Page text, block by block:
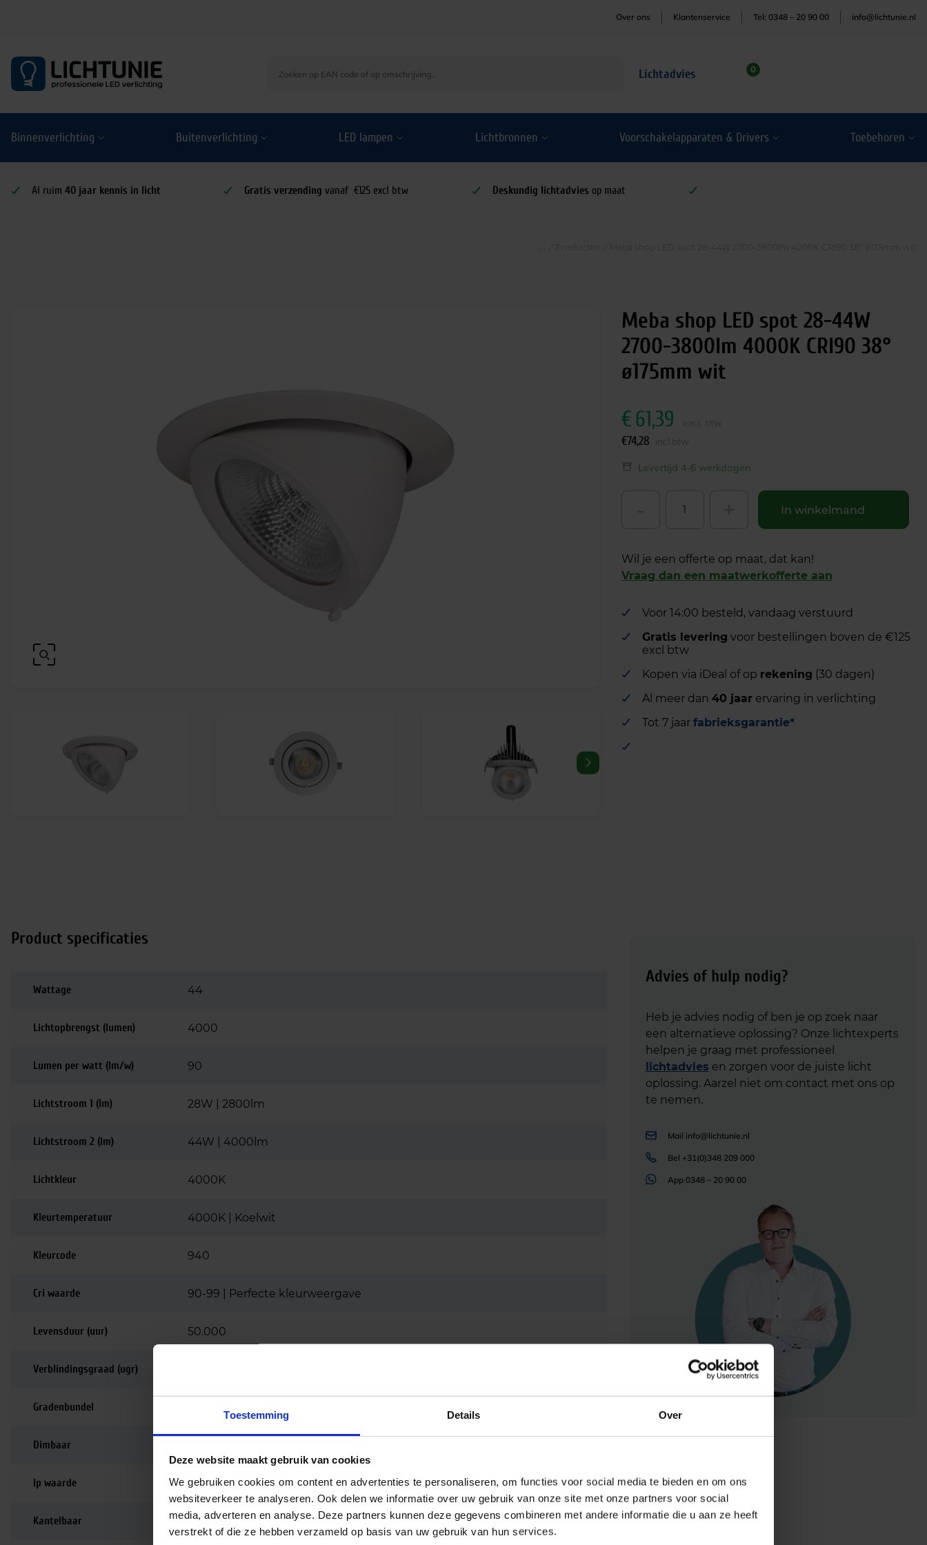
Toestemming Details Over
Deze website maakt gebruik van cookies
We gebruiken cookies om content en advertenties te personaliseren, om functies voor social media te bieden en om ons
websiteverkeer te analyseren. Ook delen we informatie over uw gebruik van onze site met onze partners voor social
media, adverteren en analyse. Deze partners kunnen deze gegevens combineren met andere informatie die u aan ze heeft
verstrekt of die ze hebben verzameld op basis van uw gebruik van hun services.
Over ons Klantenservice Tel: 0348 – 20 90 00 info@lichtunie.nl
Lichtadvies 0
Binnenverlichting Buitenverlichting LED lampen Lichtbronnen Voorschakelapparaten & Drivers Toebehoren
Al ruim 40 jaar kennis in licht Gratis verzending vanaf €125 excl btw Deskundig lichtadvies op maat
Meba shop LED spot 28-44W
2700-3800lm 4000K CRI90 38°
ø175mm wit
€61,39
€74,28
Levertijd 4-6 werkdagen
In winkelmand
Wil je een offerte op maat, dat kan!
Vraag dan een maatwerkofferte aan
Voor 14:00 besteld, vandaag verstuurd
Gratis levering voor bestellingen boven de €125
excl btw
Kopen via iDeal of op rekening (30 dagen)
Al meer dan 40 jaarervaring in verlichting
Tot 7 jaar fabrieksgarantie*
Product specificaties
Wattage 44
Lichtopbrengst (lumen) 4000
Lumen per watt (lm/w) 90
Lichtstroom 1 (lm) 28W | 2800lm
Lichtstroom 2 (lm) 44W | 4000lm
Lichtkleur 4000K
Kleurtemperatuur 4000K | Koelwit
Kleurcode 940
Cri waarde 90-99 | Perfecte kleurweergave
Levensduur (uur) 50.000
Verblindingsgraad (ugr)
Gradenbundel
Dimbaar
Ip waarde IP20
Kantelbaar Ja
Advies of hulp nodig?
Heb je advies nodig of ben je op zoek naar
een alternatieve oplossing? Onze lichtexperts
helpen je graag met professioneel
lichtadvies en zorgen voor de juiste licht
oplossing. Aarzel niet om contact met ons op
te nemen.
Mail info@lichtunie.nl
Bel +31(0)348 209 000
App 0348 – 20 90 00